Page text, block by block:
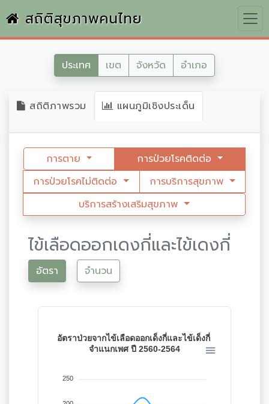
สถิติสุขภาพคนไทย
ประเทศ เขต จังหวัด อำเภอ
สถิติภาพรวม แผนภูมิเชิงประเด็น
การตาย
การป่วยโรคติดต่อ
การป่วยโรคไม่ติดต่อ
การบริการสุขภาพ
บริการสร้างเสริมสุขภาพ
ไข้เลือดออกเดงกี่และไข้เดงกี่
อัตรา จำนวน